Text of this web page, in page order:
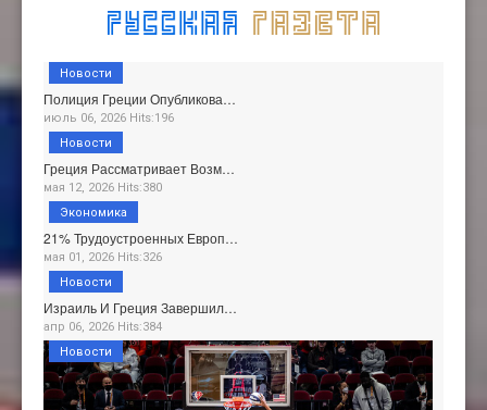
Полиция Греции Опубликова…
июль 06, 2026 Hits:196
Новости
Греция Рассматривает Возм…
мая 12, 2026 Hits:380
Новости
21% Трудоустроенных Европ…
мая 01, 2026 Hits:326
Экономика
Израиль И Греция Завершил…
апр 06, 2026 Hits:384
Новости
Новости